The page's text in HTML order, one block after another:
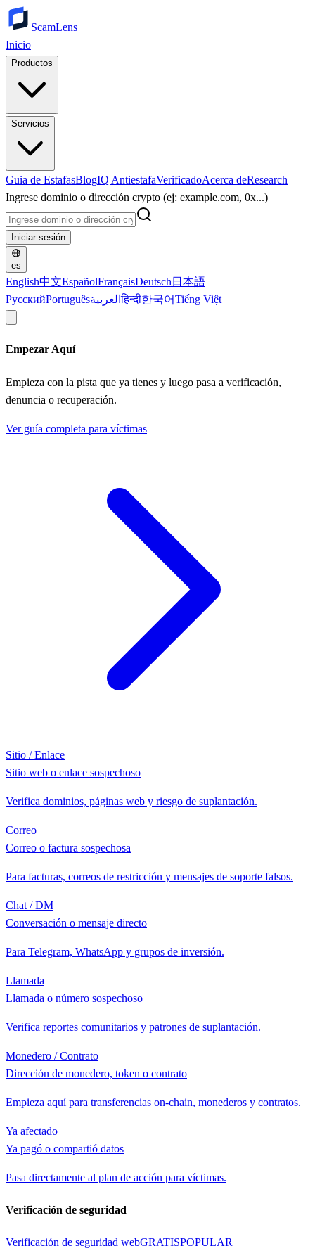
ScamLens
Inicio
Productos
Servicios
Guia de EstafasBlogIQ AntiestafaVerificadoAcerca deResearch
Ingrese dominio o dirección crypto (ej: example.com, 0x...)
Iniciar sesión
es
English中文EspañolFrançaisDeutsch 日本語
РусскийPortuguêsالعربيةहिन्दी한국어Tiếng Việt
Empezar Aquí
Empieza con la pista que ya tienes y luego pasa a verificación,
denuncia o recuperación.
Ver guía completa para víctimas
Sitio / Enlace
Sitio web o enlace sospechoso
Verifica dominios, páginas web y riesgo de suplantación.
Correo
Correo o factura sospechosa
Para facturas, correos de restricción y mensajes de soporte falsos.
Chat / DM
Conversación o mensaje directo
Para Telegram, WhatsApp y grupos de inversión.
Llamada
Llamada o número sospechoso
Verifica reportes comunitarios y patrones de suplantación.
Monedero / Contrato
Dirección de monedero, token o contrato
Empieza aquí para transferencias on-chain, monederos y contratos.
Ya afectado
Ya pagó o compartió datos
Pasa directamente al plan de acción para víctimas.
Verificación de seguridad
Verificación de seguridad webGRATISPOPULAR